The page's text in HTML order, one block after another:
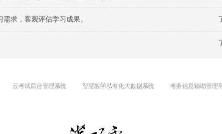
求，客观评估学习成果。
云考试后台管理系统 智慧教学私有化大数据系统 考务信息辅助管理